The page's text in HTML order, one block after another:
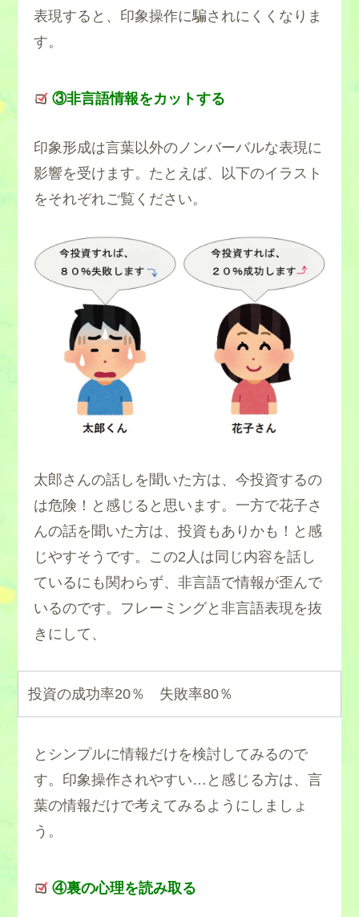
表現すると、印象操作に騙されにくくなりま
す。
③非言語情報をカットする
印象形成は言葉以外のノンバーバルな表現に
影響を受けます。たとえば、以下のイラスト
をそれぞれご覧ください。
太郎さんの話しを聞いた方は、今投資するの
は危険！と感じると思います。一方で花子さ
んの話を聞いた方は、投資もありかも！と感
じやすそうです。この2人は同じ内容を話し
ているにも関わらず、非言語で情報が歪んで
いるのです。フレーミングと非言語表現を抜
きにして、
投資の成功率20％ 失敗率80％
とシンプルに情報だけを検討してみるので
す。印象操作されやすい…と感じる方は、言
葉の情報だけで考えてみるようにしましょ
う。
④裏の心理を読み取る